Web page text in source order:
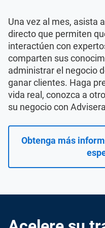
Una vez al mes, asista
directo que permiten
interactúen con
comparten sus
administrar el negocio
ganar clientes. Haga
vida real, conozca a
su negocio con
Obtenga más